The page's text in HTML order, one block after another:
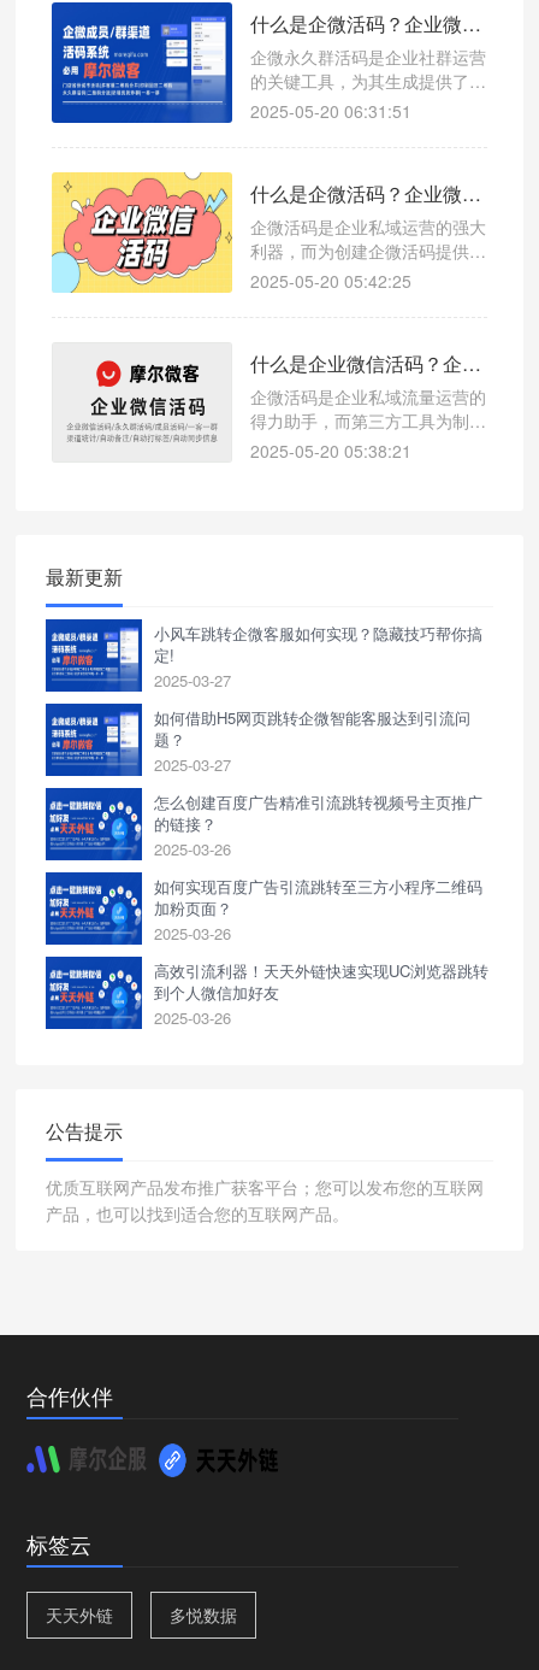
什么是企微活码？企业微信活码如何创建
企微永久群活码是企业社群运营
的关键工具，为其生成提供了高
效方案。解决传统痛点的同时，
业提升竞争力，实现更好发展，
抢占先机。
2025-05-20 06:31:51
什么是企微活码？企业微信活码如何创建
企微活码是企业私域运营的强大
利器，而为创建企微活码提供了
便捷且高效的解决方案。它不仅
通过精准的数据回传，助力企业
提升竞争力，实现业务的稳步增
长。
2025-05-20 05:42:25
什么是企业微信活码？企业微信活码制作详细教程
企微活码是企业私域流量运营的
得力助手，而第三方工具为制作
活码提供了高效途径。它解决了
2025-05-20 05:38:21
最新更新
小风车跳转企微客服如何实现？隐藏技巧帮你搞
定!
2025-03-27
如何借助H5网页跳转企微智能客服达到引流问
题？
2025-03-27
怎么创建百度广告精准引流跳转视频号主页推广
的链接？
2025-03-26
如何实现百度广告引流跳转至三方小程序二维码
加粉页面？
2025-03-26
高效引流利器！天天外链快速实现UC浏览器跳转
到个人微信加好友
2025-03-26
公告提示
优质互联网产品发布推广获客平台；您可以发布您的互联网
产品，也可以找到适合您的互联网产品。
合作伙伴
标签云
天天外链 多悦数据